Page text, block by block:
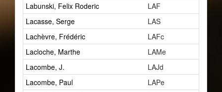
Labunski, Felix Roderic
LAF
Lacasse, Serge
LAS
Lachèvre, Frédéric
LAFc
Lacloche, Marthe
LAMe
Lacombe, J.
LAJd
Lacombe, Paul
LAPe